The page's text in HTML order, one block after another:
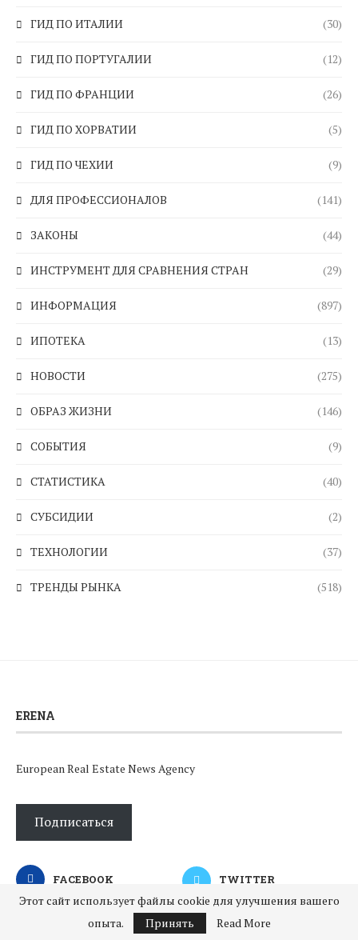
ГИД ПО ИТАЛИИ (30)
ГИД ПО ПОРТУГАЛИИ (12)
ГИД ПО ФРАНЦИИ (26)
ГИД ПО ХОРВАТИИ (5)
ГИД ПО ЧЕХИИ (9)
ДЛЯ ПРОФЕССИОНАЛОВ (141)
ЗАКОНЫ (44)
ИНСТРУМЕНТ ДЛЯ СРАВНЕНИЯ СТРАН (29)
ИНФОРМАЦИЯ (897)
ИПОТЕКА (13)
НОВОСТИ (275)
ОБРАЗ ЖИЗНИ (146)
СОБЫТИЯ (9)
СТАТИСТИКА (40)
СУБСИДИИ (2)
ТЕХНОЛОГИИ (37)
ТРЕНДЫ РЫНКА (518)
ERENA
European Real Estate News Agency
Подписаться
FACEBOOK TWITTER
Этот сайт использует файлы cookie для улучшения вашего
опыта.
Принять Read More